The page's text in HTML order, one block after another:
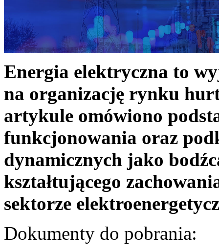
Energia elektryczna to
na organizację rynku
artykule omówiono
funkcjonowania oraz
dynamicznych jako
kształtującego
sektorze
Dokumenty do pobrania: